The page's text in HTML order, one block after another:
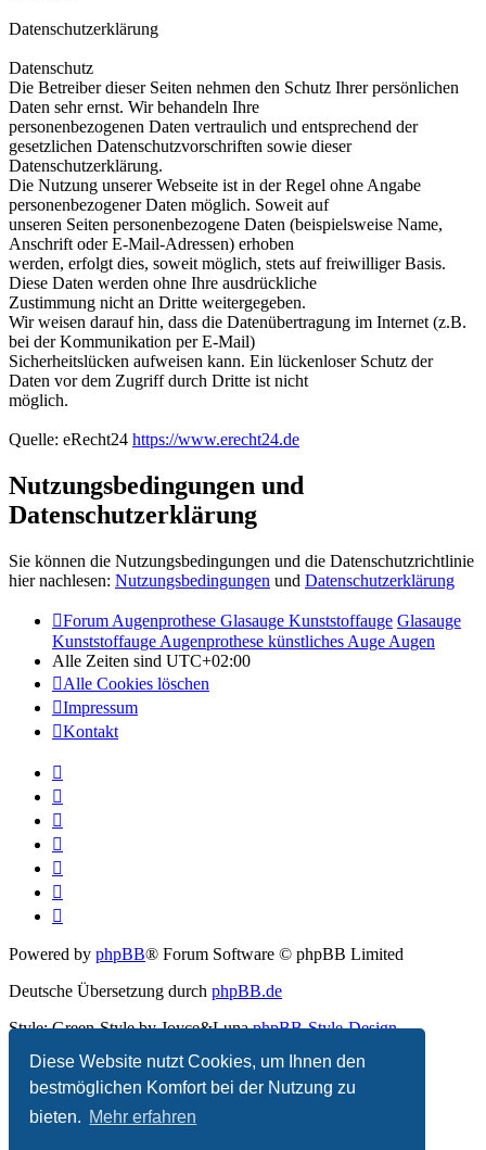
Diese Website nutzt Cookies, um Ihnen den
bestmöglichen Komfort bei der Nutzung zu
bieten. Mehr erfahren
Datenschutzerklärung
Datenschutz
Die Betreiber dieser Seiten nehmen den Schutz Ihrer persönlichen
Daten sehr ernst. Wir behandeln Ihre
personenbezogenen Daten vertraulich und entsprechend der
gesetzlichen Datenschutzvorschriften sowie dieser
Datenschutzerklärung.
Die Nutzung unserer Webseite ist in der Regel ohne Angabe
personenbezogener Daten möglich. Soweit auf
unseren Seiten personenbezogene Daten (beispielsweise Name,
Anschrift oder E-Mail-Adressen) erhoben
werden, erfolgt dies, soweit möglich, stets auf freiwilliger Basis.
Diese Daten werden ohne Ihre ausdrückliche
Zustimmung nicht an Dritte weitergegeben.
Wir weisen darauf hin, dass die Datenübertragung im Internet (z.B.
bei der Kommunikation per E-Mail)
Sicherheitslücken aufweisen kann. Ein lückenloser Schutz der
Daten vor dem Zugriff durch Dritte ist nicht
möglich.
Quelle: eRecht24 https://www.erecht24.de
Nutzungsbedingungen und
Datenschutzerklärung
Sie können die Nutzungsbedingungen und die Datenschutzrichtlinie
hier nachlesen: Nutzungsbedingungen und Datenschutzerklärung
Forum Augenprothese Glasauge Kunststoffauge Glasauge
Kunststoffauge Augenprothese künstliches Auge Augen
Alle Zeiten sind UTC+02:00
Alle Cookies löschen
Impressum
Kontakt
Powered by phpBB® Forum Software © phpBB Limited
Deutsche Übersetzung durch phpBB.de
Style: Green-Style by Joyce&LunaphpBB-Style-Design
Datenschutz |Nutzungsbedingungen